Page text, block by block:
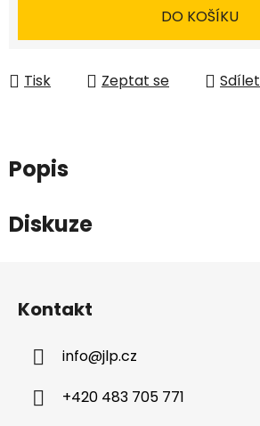
DO KOŠÍKU
Tisk Zeptat se Sdílet
Popis
Diskuze
Kontakt
info@jlp.cz
+420 483 705 771